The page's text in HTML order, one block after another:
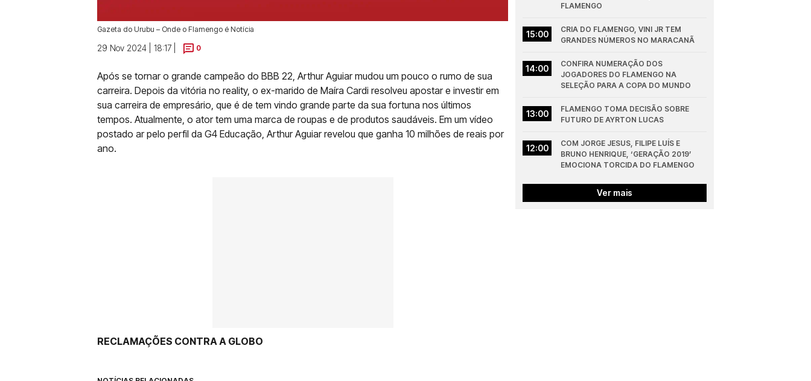
Gazeta do Urubu – Onde o Flamengo é Notícia
29 Nov 2024 | 18:17 | 0
Após se tornar o grande campeão do BBB 22, Arthur Aguiar mudou um pouco o rumo de sua
carreira. Depois da vitória no reality, o ex-marido de Maíra Cardi resolveu apostar e investir em
sua carreira de empresário, que é de tem vindo grande parte da sua fortuna nos últimos
tempos. Atualmente, o ator tem uma marca de roupas e de produtos saudáveis. Em um vídeo
postado ar pelo perfil da G4 Educação, Arthur Aguiar revelou que ganha 10 milhões de reais por
ano.
RECLAMAÇÕES CONTRA A GLOBO
FLAMENGO
15:00
CRIA DO FLAMENGO, VINI JR TEM
GRANDES NÚMEROS NO MARACANÃ
14:00
CONFIRA NUMERAÇÃO DOS
JOGADORES DO FLAMENGO NA
SELEÇÃO PARA A COPA DO MUNDO
13:00
FLAMENGO TOMA DECISÃO SOBRE
FUTURO DE AYRTON LUCAS
12:00
COM JORGE JESUS, FILIPE LUÍS E
BRUNO HENRIQUE, ‘GERAÇÃO 2019’
EMOCIONA TORCIDA DO FLAMENGO
Ver mais